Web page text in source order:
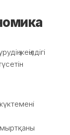
жеңілдігі